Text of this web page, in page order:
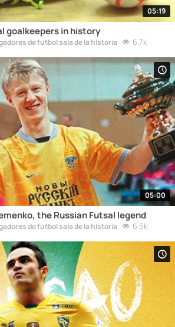
05:19
goalkeepers in history
de fútbol sala de la historia 6.7k
05:00
the Russian Futsal legend
de fútbol sala de la historia 6.5k